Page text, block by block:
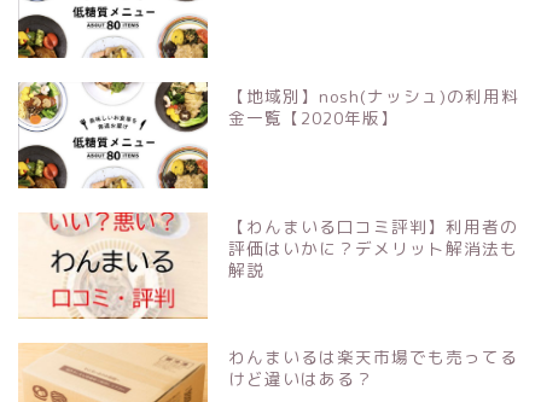
【地域別】nosh(ナッシュ)の利用料
金一覧【2020年版】
【わんまいる口コミ評判】利用者の
評価はいかに？デメリット解消法も
解説
わんまいるは楽天市場でも売ってる
けど違いはある？